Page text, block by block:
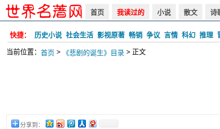
首页 我读过的 小说 散文 诗
快捷： 历史小说 社会生活 影视原著 畅销 争议 言情 科幻 推理
当前位置： 首页 > 《悲剧的诞生》目录 > 正文
分享到：